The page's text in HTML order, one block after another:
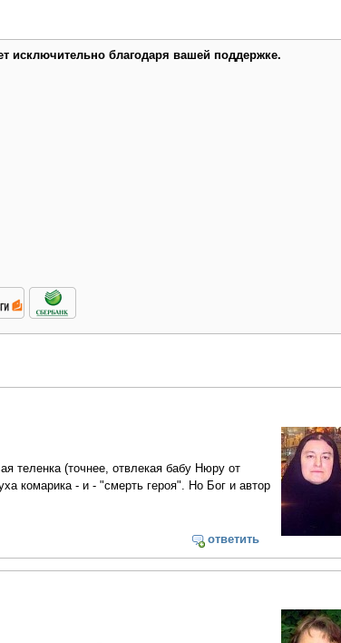
исключительно благодаря вашей поддержке.
теленка (точнее, отвлекая бабу Нюру от
комарика - и - "смерть героя". Но Бог и автор
ответить